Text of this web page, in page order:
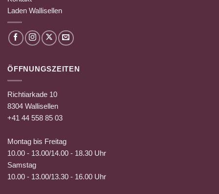
Laden Wallisellen
ÖFFNUNGSZEITEN
Richtiarkade 10
8304 Wallisellen
+41 44 558 85 03
Montag bis Freitag
10.00 - 13.00/14.00 - 18.30 Uhr
Samstag
10.00 - 13.00/13.30 - 16.00 Uhr